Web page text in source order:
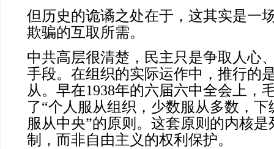
但历史的诡谲之处在于，这其实是一
欺骗的互取所需。
中共高层很清楚，民主只是争取人心
手段。在组织的实际运作中，推行的
从。早在1938年的六届六中全会上，
了“个人服从组织，少数服从多数，
服从中央”的原则。这套原则的内核
制，而非自由主义的权利保护。